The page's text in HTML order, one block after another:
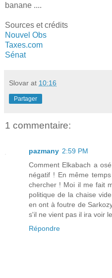
banane ....
Sources et crédits
Nouvel Obs
Taxes.com
Sénat
Slovar at 10:16
Partager
1 commentaire:
pazmany 2:59 PM
Comment Elkabach a
négatif ! En même
chercher ! Moi il me fait
politique de la chaise
en ont à foutre de
s'il ne vient pas il ira voir
Répondre